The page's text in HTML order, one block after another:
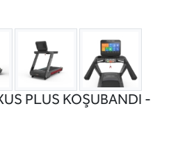
PLUS KOŞUBANDI -